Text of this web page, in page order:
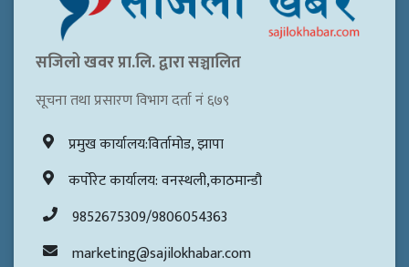
सजिलो खवर प्रा.लि. द्वारा सञ्चालित
सूचना तथा प्रसारण विभाग दर्ता नं ६७९
प्रमुख कार्यालय:विर्तामोड, झापा
कर्पोरेट कार्यालय: वनस्थली,काठमान्डौ
9852675309/9806054363
marketing@sajilokhabar.com